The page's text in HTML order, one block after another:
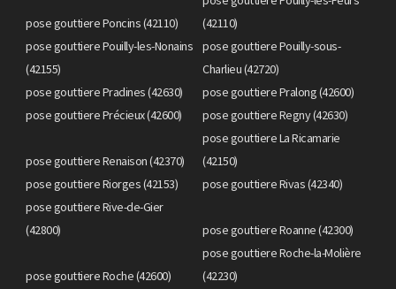
pose gouttiere Poncins (42110)
(42110)
pose gouttiere Pouilly-les-Nonains
(42155)
pose gouttiere Pouilly-sous-
Charlieu (42720)
pose gouttiere Pradines (42630)
pose gouttiere Pralong (42600)
pose gouttiere Précieux (42600)
pose gouttiere Regny (42630)
pose gouttiere Renaison (42370)
pose gouttiere La Ricamarie
(42150)
pose gouttiere Riorges (42153)
pose gouttiere Rivas (42340)
pose gouttiere Rive-de-Gier
(42800)
pose gouttiere Roanne (42300)
pose gouttiere Roche (42600)
pose gouttiere Roche-la-Molière
(42230)